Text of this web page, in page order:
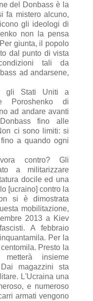
del Donbass è la
fa mistero alcuno,
gli ideologi di
non la pensa
giunta, il popolo
dal punto di vista
tali da
ad andarsene,
gli Stati Uniti a
Poroshenko di
ad andare avanti
fino alle
ci sono limiti: si
a quando ogni
contro? Gli
a militarizzare
docile ed una
[ucraino] contro la
si è dimostrata
mobilitazione,
2013 a Kiev
A febbraio
Per la
Presto la
metterà insieme
magazzini sta
L'Ucraina una
e numeroso
armati vengono